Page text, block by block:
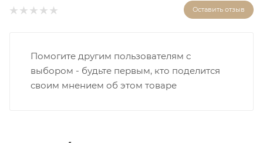
Оставить отзыв
Помогите другим пользователям с
выбором - будьте первым, кто поделится
своим мнением об этом товаре